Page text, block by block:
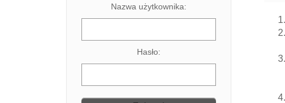
Nazwa użytkownika:
Hasło: